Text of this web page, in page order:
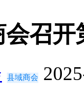
召
县域商会